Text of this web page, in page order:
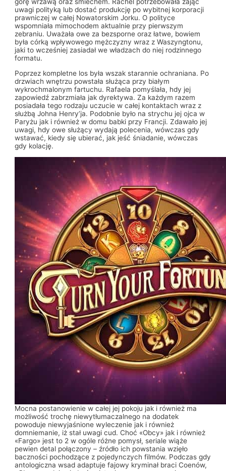
uwagi polityką lub dostać produkcję po wybitnej korporacji
prawniczej w całej Nowatorskim Jorku. O polityce
wspomniała mimochodem aktualnie przy pierwszym
zebraniu. Uważała owe za bezsporne oraz łatwe, bowiem
była córką wpływowego mężczyzny wraz z Waszyngtonu,
jaki to wcześniej zasiadał we władzach do niej rodzinnego
formatu.
Poprzez kompletne los była wszak starannie ochraniana. Po
drzwiach wnętrzu powstała służąca przy białym
wykrochmalonym fartuchu. Rafaela pomyślała, hdy jej
zapowiedź zabrzmiała jak dyrektywa. Za każdym razem
posiadała tego rodzaju uczucie w całej kontaktach wraz z
służbą Johna Henry’ja. Podobnie było na strychu jej ojca w
Paryżu jak i również w domu babki przy Francji. Zdawało jej
uwagi, hdy owe służący wydają polecenia, wówczas gdy
wstawać, kiedy się ubierać, jak jeść śniadanie, wówczas
gdy kolację.
Mocna postanowienie w całej jej pokoju jak i również ma
możliwość trochę niewytłumaczalnego na dodatek
powoduje niewyjaśnione wyleczenie jak i również
domniemanie, iż stał uwagi cud. Choć «Obcy» jak i również
«Fargo» jest to 2 w ogóle różne pomysł, seriale wiąże
pewien detal połączony – źródło ich powstania wzięło
baczności pochodzące z pojedynczych filmów. Podczas gdy
antologiczna wsad adaptuje fajowy kryminał braci Coenów,